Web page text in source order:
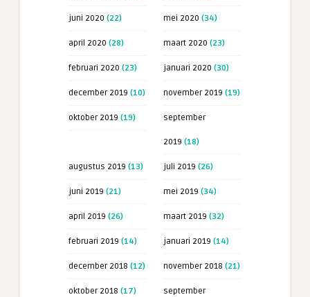
juni 2020 (22) mei 2020 (34)
april 2020 (28) maart 2020 (23)
februari 2020 (23) januari 2020 (30)
december 2019 (10) november 2019 (19)
oktober 2019 (19) september
2019 (18)
augustus 2019 (13) juli 2019 (26)
juni 2019 (21) mei 2019 (34)
april 2019 (26) maart 2019 (32)
februari 2019 (14) januari 2019 (14)
december 2018 (12) november 2018 (21)
oktober 2018 (17) september